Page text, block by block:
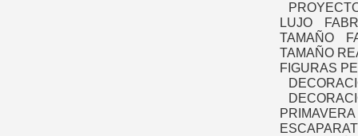
LUJO
TAMAÑO
TAMAÑO
FIGURAS
PRIMAVERA